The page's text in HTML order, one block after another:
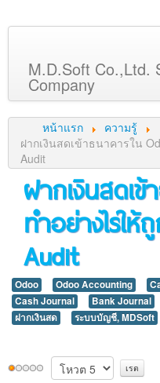
M.D.Soft Co.,Ltd.
Company
หน้าหลัก
เกี่ยวกับเรา
บริการ
สินค้า
ความรู้
ลูกค้า
ภาพกิจกรรม
ร่วมงานกับเรา
ช่วยเหลือ
ติดต่อเรา
หน้าแรก
ความรู้
ฝากเงินสดเข้าธนาคารใน
Audit
ฝากเงินสดเข้
ทำอย่างไรใ
Audit
Odoo Odoo Accounting
Cash Journal
Bank Journal
ฝากเงินสด
ระบบบัญชี, MDSoft